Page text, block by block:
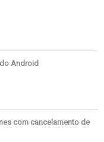
Android
com cancelamento de